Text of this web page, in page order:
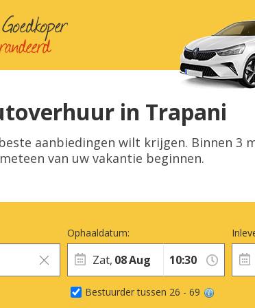
in Trapani
aanbiedingen wilt krijgen. Binnen 3
meteen van uw vakantie beginnen.
Ophaaldatum:
Zat, 08Aug
Bestuurder tussen 26 - 69